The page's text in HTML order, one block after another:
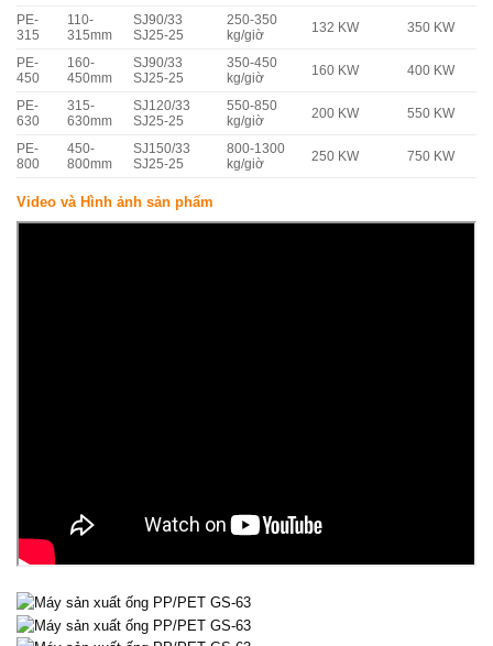
PE-
315
110-
315mm
SJ90/33
SJ25-25
250-350
kg/giờ
132 KW 350 KW
PE-
450
160-
450mm
SJ90/33
SJ25-25
350-450
kg/giờ
160 KW 400 KW
PE-
630
315-
630mm
SJ120/33
SJ25-25
550-850
kg/giờ
200 KW 550 KW
PE-
800
450-
800mm
SJ150/33
SJ25-25
800-1300
kg/giờ
250 KW 750 KW
Video và Hình ảnh sản phẩm